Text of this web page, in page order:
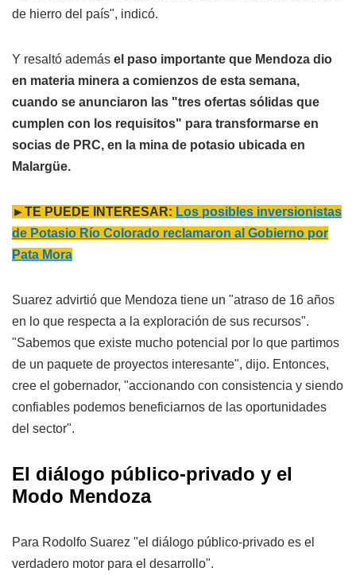
de hierro del país", indicó.
Y resaltó además el paso importante que Mendoza dio
en materia minera a comienzos de esta semana,
cuando se anunciaron las "tres ofertas sólidas que
cumplen con los requisitos" para transformarse en
socias de PRC, en la mina de potasio ubicada en
Malargüe.
►TE PUEDE INTERESAR: Los posibles inversionistas
de Potasio Río Colorado reclamaron al Gobierno por
Pata Mora
Suarez advirtió que Mendoza tiene un "atraso de 16 años
en lo que respecta a la exploración de sus recursos".
"Sabemos que existe mucho potencial por lo que partimos
de un paquete de proyectos interesante", dijo. Entonces,
cree el gobernador, "accionando con consistencia y siendo
confiables podemos beneficiarnos de las oportunidades
del sector".
El diálogo público-privado y el
Modo Mendoza
Para Rodolfo Suarez "el diálogo público-privado es el
verdadero motor para el desarrollo".